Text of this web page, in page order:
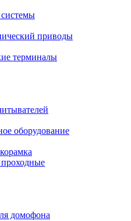
приводы
терминалы
оборудование
домофона